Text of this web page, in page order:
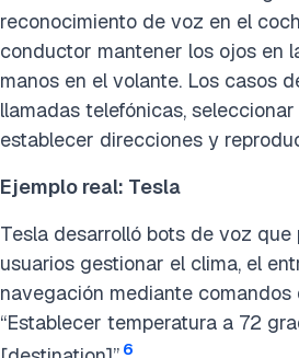
reconocimiento de voz en el
conductor mantener los ojos en
manos en el volante. Los casos
llamadas telefónicas,
establecer direcciones y
Ejemplo real: Tesla
Tesla desarrolló bots de voz que
usuarios gestionar el clima, el
navegación mediante
“Establecer temperatura a 72
6